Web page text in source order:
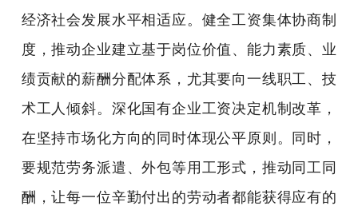
经济社会发展水平相适应。健全工资集体协商制
度，推动企业建立基于岗位价值、能力素质、业
绩贡献的薪酬分配体系，尤其要向一线职工、技
术工人倾斜。深化国有企业工资决定机制改革，
在坚持市场化方向的同时体现公平原则。同时，
要规范劳务派遣、外包等用工形式，推动同工同
酬，让每一位辛勤付出的劳动者都能获得应有的